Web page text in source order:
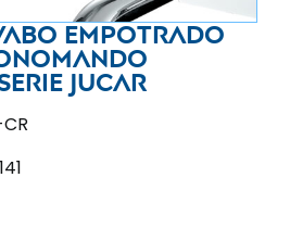
empotrado
Jucar